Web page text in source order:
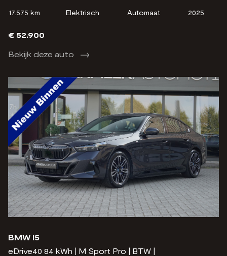
17.575 km Elektrisch Automaat 2025
€ 52.900
Bekijk deze auto
BMW I5
eDrive40 84 kWh | M Sport Pro | BTW |